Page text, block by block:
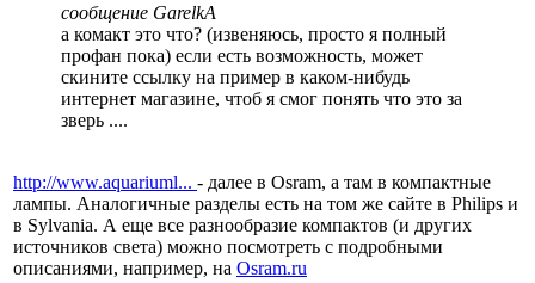
сообщение GarelkA
а комакт это что? (извеняюсь, просто я полный
профан пока) если есть возможность, может
скините ссылку на пример в каком-нибудь
интернет магазине, чтоб я смог понять что это за
зверь ....
http://www.aquariuml... - далее в Osram, а там в компактные
лампы. Аналогичные разделы есть на том же сайте в Philips и
в Sylvania. А еще все разнообразие компактов (и других
источников света) можно посмотреть с подробными
описаниями, например, на Osram.ru